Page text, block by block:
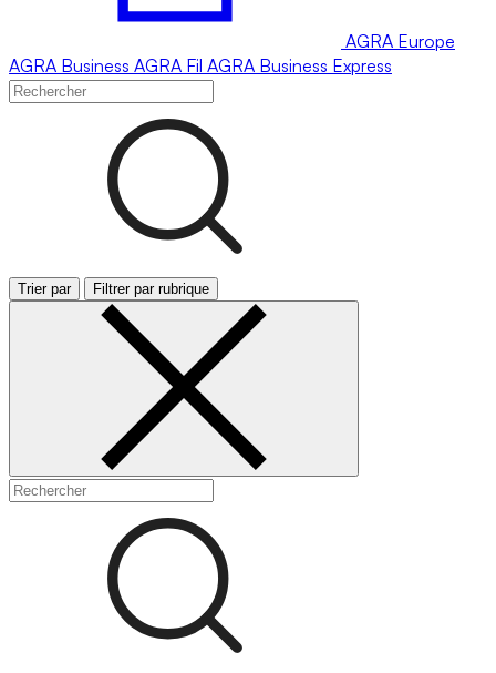
AGRA Europe
AGRA Business AGRA Fil AGRA Business Express
Trier par Filtrer par rubrique